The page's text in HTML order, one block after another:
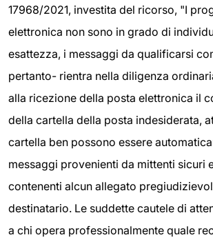
17968/2021, investita del ricorso, "I
elettronica non sono in grado di
esattezza, i messaggi da qualificarsi
pertanto- rientra nella diligenza
alla ricezione della posta elettronica il
della cartella della posta indesiderata,
cartella ben possono essere
messaggi provenienti da mittenti sicuri
contenenti alcun allegato
destinatario. Le suddette cautele di
a chi opera professionalmente quale